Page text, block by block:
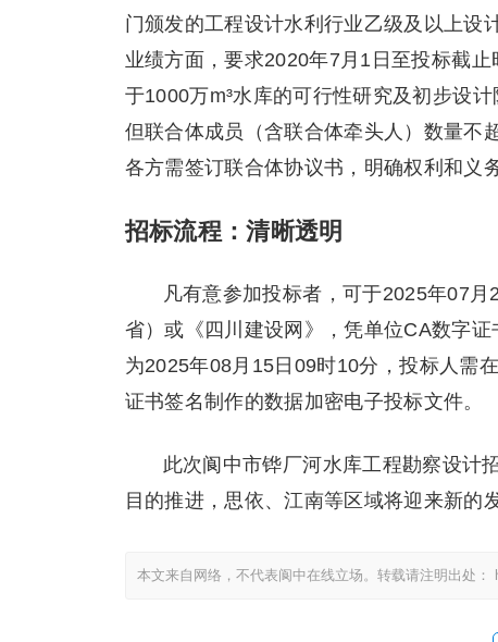
门颁发的工程设计水利行业乙级及以上设
业绩方面，要求2020年7月1日至投标截
于1000万m³水库的可行性研究及初步设
但联合体成员（含联合体牵头人）数量不
各方需签订联合体协议书，明确权利和义务
招标流程：清晰透明
凡有意参加投标者，可于2025年07
省）或《四川建设网》，凭单位CA数字
为2025年08月15日09时10分，投标人需
证书签名制作的数据加密电子投标文件。
此次阆中市铧厂河水库工程勘察设计
目的推进，思依、江南等区域将迎来新的
本文来自网络，不代表阆中在线立场。转载请注明出处：